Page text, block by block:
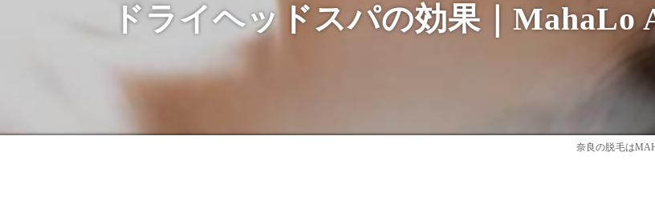
ドライヘッドスパの効果｜MahaLo
奈良の脱毛は